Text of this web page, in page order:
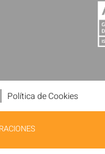
Política de Cookies